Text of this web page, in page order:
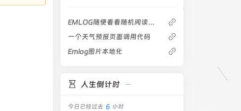
EMLOG随便看看随机阅读代码
一个天气预报页面调用代码
Emlog图片本地化
人生倒计时
今日已经过去 6 小时